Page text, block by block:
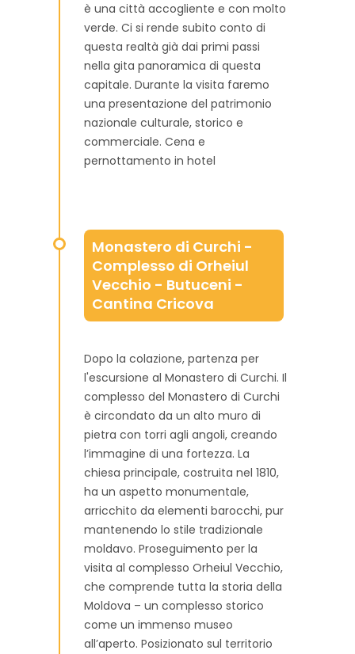
è una città accogliente e con molto
verde. Ci si rende subito conto di
questa realtà già dai primi passi
nella gita panoramica di questa
capitale. Durante la visita faremo
una presentazione del patrimonio
nazionale culturale, storico e
commerciale. Cena e
pernottamento in hotel
Monastero di Curchi -
Complesso di Orheiul
Vecchio - Butuceni -
Cantina Cricova
Dopo la colazione, partenza per
l'escursione al Monastero di Curchi. Il
complesso del Monastero di Curchi
è circondato da un alto muro di
pietra con torri agli angoli, creando
l’immagine di una fortezza. La
chiesa principale, costruita nel 1810,
ha un aspetto monumentale,
arricchito da elementi barocchi, pur
mantenendo lo stile tradizionale
moldavo. Proseguimento per la
visita al complesso Orheiul Vecchio,
che comprende tutta la storia della
Moldova – un complesso storico
come un immenso museo
all’aperto. Posizionato sul territorio